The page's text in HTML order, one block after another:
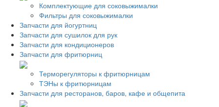
Комплектующие для соковыжималки
Фильтры для соковыжималки
Запчасти для йогуртниц
Запчасти для сушилок для рук
Запчасти для кондиционеров
Запчасти для фритюрниц
Терморегуляторы к фритюрницам
ТЭНы к фритюрницам
Запчасти для ресторанов, баров, кафе и общепита